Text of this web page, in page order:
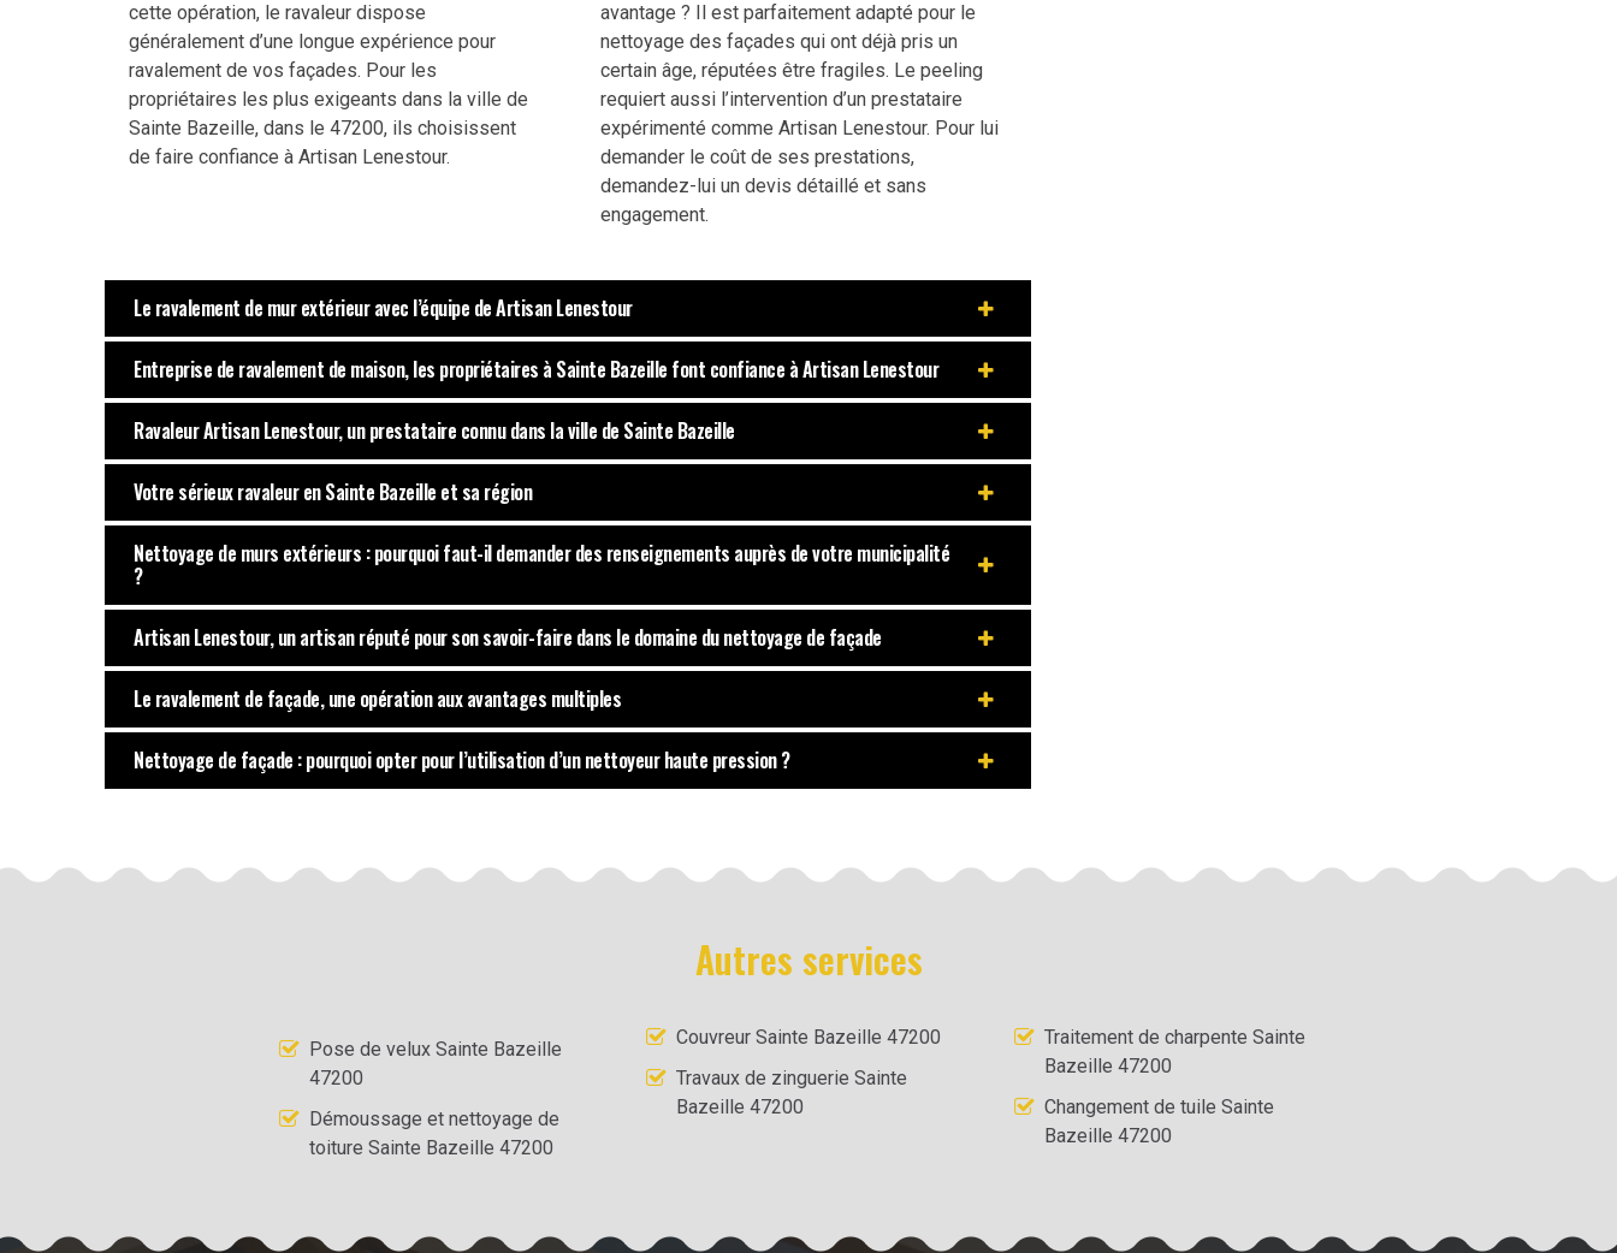
cette opération, le ravaleur dispose
généralement d’une longue expérience pour
ravalement de vos façades. Pour les
propriétaires les plus exigeants dans la ville de
Sainte Bazeille, dans le 47200, ils choisissent
de faire confiance à Artisan Lenestour.
avantage ? Il est parfaitement adapté pour le
nettoyage des façades qui ont déjà pris un
certain âge, réputées être fragiles. Le peeling
requiert aussi l’intervention d’un prestataire
expérimenté comme Artisan Lenestour. Pour lui
demander le coût de ses prestations,
demandez-lui un devis détaillé et sans
engagement.
Le ravalement de mur extérieur avec l’équipe de Artisan Lenestour
Entreprise de ravalement de maison, les propriétaires à Sainte Bazeille font confiance à Artisan Lenestour
Ravaleur Artisan Lenestour, un prestataire connu dans la ville de Sainte Bazeille
Votre sérieux ravaleur en Sainte Bazeille et sa région
Nettoyage de murs extérieurs : pourquoi faut-il demander des renseignements auprès de votre municipalité
?
Artisan Lenestour, un artisan réputé pour son savoir-faire dans le domaine du nettoyage de façade
Le ravalement de façade, une opération aux avantages multiples
Nettoyage de façade : pourquoi opter pour l’utilisation d’un nettoyeur haute pression ?
Autres services
Pose de velux Sainte Bazeille
47200
Démoussage et nettoyage de
toiture Sainte Bazeille 47200
Couvreur Sainte Bazeille 47200
Travaux de zinguerie Sainte
Bazeille 47200
Traitement de charpente Sainte
Bazeille 47200
Changement de tuile Sainte
Bazeille 47200